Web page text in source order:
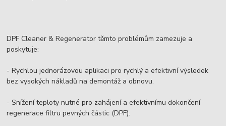
DPF Cleaner & Regenerator těmto problémům zamezuje a
poskytuje:
- Rychlou jednorázovou aplikaci pro rychlý a efektivní výsledek
bez vysokých nákladů na demontáž a obnovu.
- Snížení teploty nutné pro zahájení a efektivnímu dokončení
regenerace filtru pevných částic (DPF).